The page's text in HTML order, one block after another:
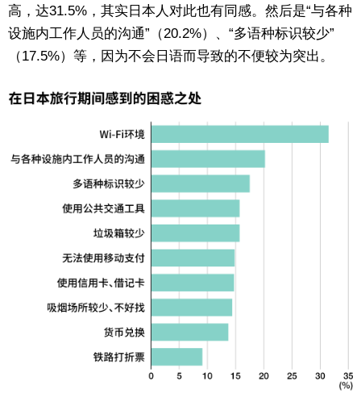
编辑部通知
高，达31.5%，其实日本人对此也有同感。然后是“与各种
设施内工作人员的沟通”（20.2%）、“多语种标识较少”
（17.5%）等，因为不会日语而导致的不便较为突出。